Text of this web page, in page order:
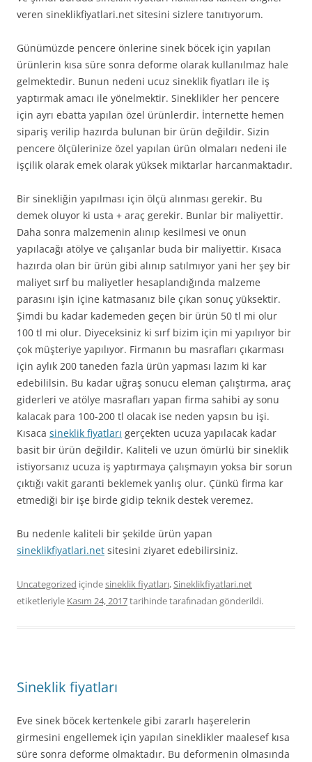
veren sineklikfiyatlari.net sitesini sizlere tanıtıyorum.
Günümüzde pencere önlerine sinek böcek için yapılan
ürünlerin kısa süre sonra deforme olarak kullanılmaz hale
gelmektedir. Bunun nedeni ucuz sineklik fiyatları ile iş
yaptırmak amacı ile yönelmektir. Sineklikler her pencere
için ayrı ebatta yapılan özel ürünlerdir. İnternette hemen
sipariş verilip hazırda bulunan bir ürün değildir. Sizin
pencere ölçülerinize özel yapılan ürün olmaları nedeni ile
işçilik olarak emek olarak yüksek miktarlar harcanmaktadır.
Bir sinekliğin yapılması için ölçü alınması gerekir. Bu
demek oluyor ki usta + araç gerekir. Bunlar bir maliyettir.
Daha sonra malzemenin alınıp kesilmesi ve onun
yapılacağı atölye ve çalışanlar buda bir maliyettir. Kısaca
hazırda olan bir ürün gibi alınıp satılmıyor yani her şey bir
maliyet sırf bu maliyetler hesaplandığında malzeme
parasını işin içine katmasanız bile çıkan sonuç yüksektir.
Şimdi bu kadar kademeden geçen bir ürün 50 tl mi olur
100 tl mi olur. Diyeceksiniz ki sırf bizim için mi yapılıyor bir
çok müşteriye yapılıyor. Firmanın bu masrafları çıkarması
için aylık 200 taneden fazla ürün yapması lazım ki kar
edebililsin. Bu kadar uğraş sonucu eleman çalıştırma, araç
giderleri ve atölye masrafları yapan firma sahibi ay sonu
kalacak para 100-200 tl olacak ise neden yapsın bu işi.
Kısaca sineklik fiyatları gerçekten ucuza yapılacak kadar
basit bir ürün değildir. Kaliteli ve uzun ömürlü bir sineklik
istiyorsanız ucuza iş yaptırmaya çalışmayın yoksa bir sorun
çıktığı vakit garanti beklemek yanlış olur. Çünkü firma kar
etmediği bir işe birde gidip teknik destek veremez.
Bu nedenle kaliteli bir şekilde ürün yapan
sineklikfiyatlari.net sitesini ziyaret edebilirsiniz.
Uncategorized içindesineklik fiyatları,Sineklikfiyatlari.net
etiketleriyle Kasım 24, 2017tarihindetarafınadan gönderildi.
Sineklik fiyatları
Eve sinek böcek kertenkele gibi zararlı haşerelerin
girmesini engellemek için yapılan sineklikler maalesef kısa
süre sonra deforme olmaktadır. Bu deformenin olmasında